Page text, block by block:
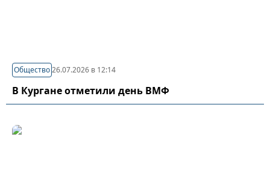
Общество26.07.2026 в 12:14
В Кургане отметили день ВМФ